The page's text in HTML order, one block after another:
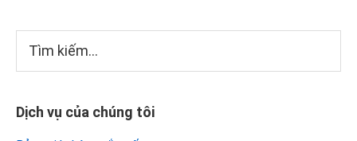
Sidebar
chính
kiếm...
Dịch vụ của chúng tôi